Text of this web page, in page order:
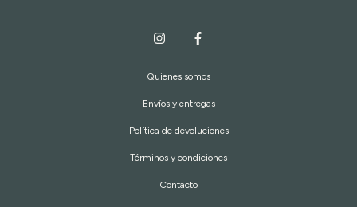
Quienes somos
Envíos y entregas
Política de devoluciones
Términos y condiciones
Contacto